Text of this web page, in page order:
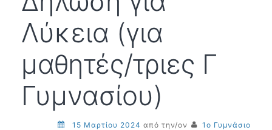
Λύκεια (για
μαθητές/τριες Γ
Γυμνασίου)
15 Μαρτίου 2024 από την/ον
1ο Γυμνάσιο